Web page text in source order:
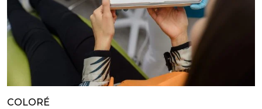
COLORÉ